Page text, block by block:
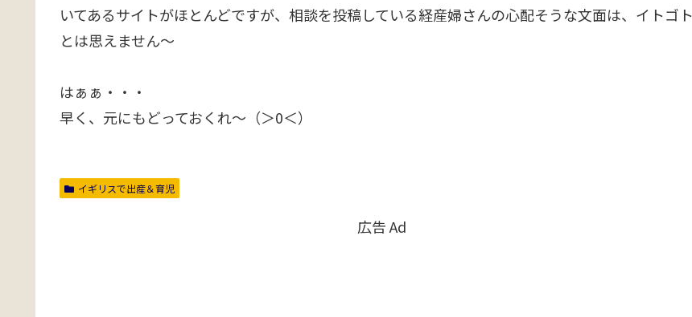
いてあるサイトがほとんどですが、相談を投稿している経産婦さんの心配そうな文面は、イトゴト
とは思えません～
はぁぁ・・・
早く、元にもどっておくれ～（＞0＜）
イギリスで出産＆育児
広告 Ad